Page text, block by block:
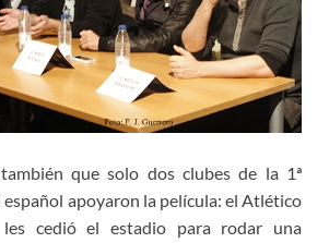
que solo dos clubes de la 1ª
apoyaron la película: el Atlético
cedió el estadio para rodar una